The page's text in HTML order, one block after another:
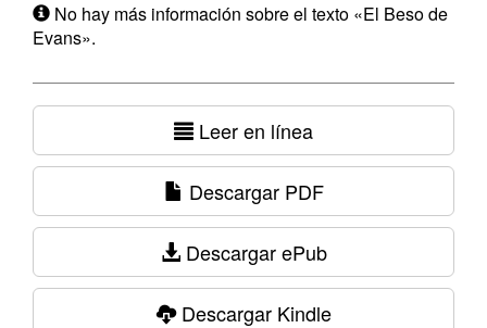
No hay más información sobre el texto «El Beso de
Evans».
Leer en línea
Descargar PDF
Descargar ePub
Descargar Kindle